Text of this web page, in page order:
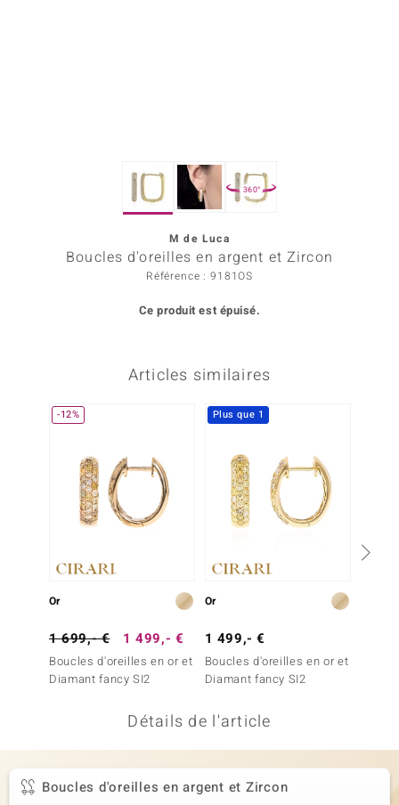
360°
M de Luca
Boucles d'oreilles en argent et Zircon
Référence : 9181OS
Ce produit est épuisé.
Articles similaires
-12%
Or
1 699,- € 1 499,- €
Boucles d'oreilles en or et
Diamant fancy SI2
Plus que 1
Or
1 499,- €
Boucles d'oreilles en or et
Diamant fancy SI2
Détails de l'article
Boucles d'oreilles en argent et Zircon